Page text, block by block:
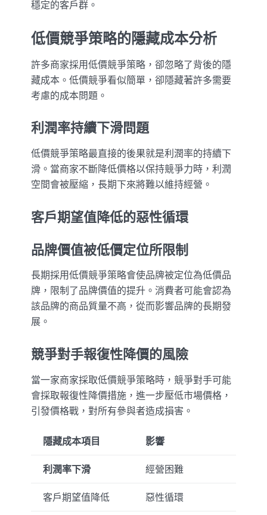
穩定的客戶群。
低價競爭策略的隱藏成本分析
許多商家採用低價競爭策略，卻忽略了背後的隱
藏成本。低價競爭看似簡單，卻隱藏著許多需要
考慮的成本問題。
利潤率持續下滑問題
低價競爭策略最直接的後果就是利潤率的持續下
滑。當商家不斷降低價格以保持競爭力時，利潤
空間會被壓縮，長期下來將難以維持經營。
客戶期望值降低的惡性循環
品牌價值被低價定位所限制
長期採用低價競爭策略會使品牌被定位為低價品
牌，限制了品牌價值的提升。消費者可能會認為
該品牌的商品質量不高，從而影響品牌的長期發
展。
競爭對手報復性降價的風險
當一家商家採取低價競爭策略時，競爭對手可能
會採取報復性降價措施，進一步壓低市場價格，
引發價格戰，對所有參與者造成損害。
隱藏成本項目 影響
利潤率下滑 經營困難
客戶期望值降低 惡性循環